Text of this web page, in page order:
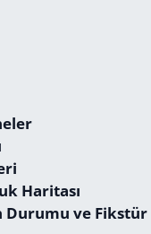
Haritası
Durumu ve Fikstür